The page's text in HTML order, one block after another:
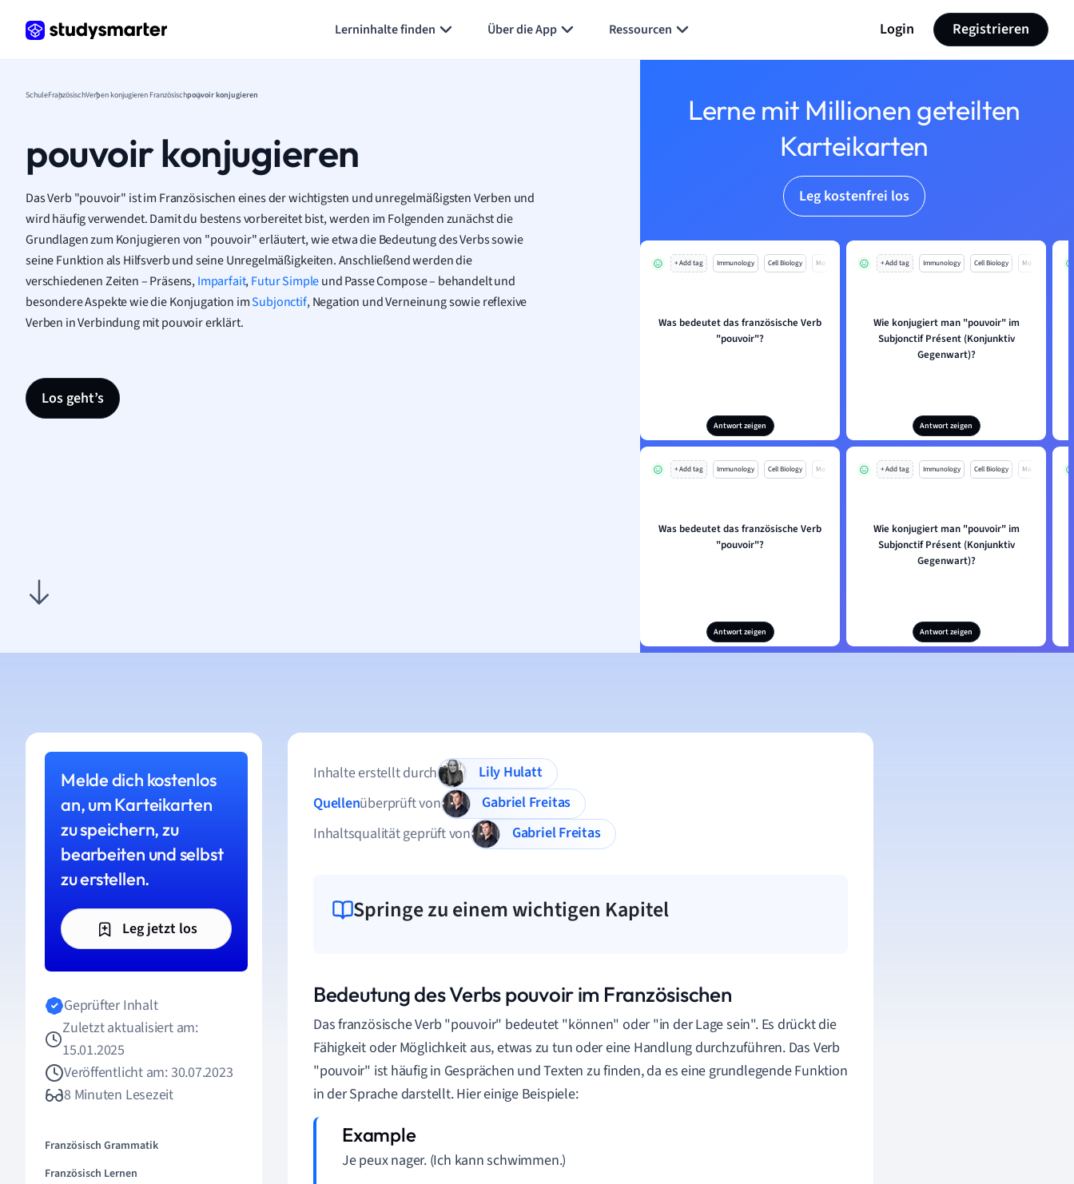
Lerninhalte finden Über die App Ressourcen Login Registrieren
SchuleFranzösischVerben konjugieren Französischpouvoir konjugieren
pouvoir konjugieren
Das Verb "pouvoir" ist im Französischen eines der wichtigsten und unregelmäßigsten Verben und
wird häufig verwendet. Damit du bestens vorbereitet bist, werden im Folgenden zunächst die
Grundlagen zum Konjugieren von "pouvoir" erläutert, wie etwa die Bedeutung des Verbs sowie
seine Funktion als Hilfsverb und seine Unregelmäßigkeiten. Anschließend werden die
verschiedenen Zeiten – Präsens,Imparfait,Futur Simpleund Passe Compose – behandelt und
besondere Aspekte wie die Konjugation imSubjonctif, Negation und Verneinung sowie reflexive
Verben in Verbindung mit pouvoir erklärt.
Los geht’s
Lerne mit Millionen geteilten
Karteikarten
Leg kostenfrei los
+ Add tag Immunology Cell Biology Mo
Was bedeutet das französische Verb
"pouvoir"?
Antwort zeigen
+ Add tag Immunology Cell Biology Mo
Wie konjugiert man "pouvoir" im
Subjonctif Présent (Konjunktiv
Gegenwart)?
Antwort zeigen
+ Add tag Immunology Cell Biology Mo
Was bedeutet das französische Verb
"pouvoir"?
Antwort zeigen
+ Add tag Immunology Cell Biology Mo
Wie konjugiert man "pouvoir" im
Subjonctif Présent (Konjunktiv
Gegenwart)?
Antwort zeigen
Melde dich kostenlos
an, um Karteikarten
zu speichern, zu
bearbeiten und selbst
zu erstellen.
Leg jetzt los
Geprüfter Inhalt
Zuletzt aktualisiert am:
15.01.2025
Veröffentlicht am: 30.07.2023
8 Minuten Lesezeit
Französisch Grammatik
Französisch Lernen
Inhalte erstellt durch
Lily Hulatt
Quellenüberprüft von
Gabriel Freitas
Inhaltsqualität geprüft von
Gabriel Freitas
Springe zu einem wichtigen Kapitel
Bedeutung des Verbs pouvoir im Französischen
Das französische Verb "pouvoir" bedeutet "können" oder "in der Lage sein". Es drückt die
Fähigkeit oder Möglichkeit aus, etwas zu tun oder eine Handlung durchzuführen. Das Verb
"pouvoir" ist häufig in Gesprächen und Texten zu finden, da es eine grundlegende Funktion
in der Sprache darstellt. Hier einige Beispiele:
Je peux nager. (Ich kann schwimmen.)